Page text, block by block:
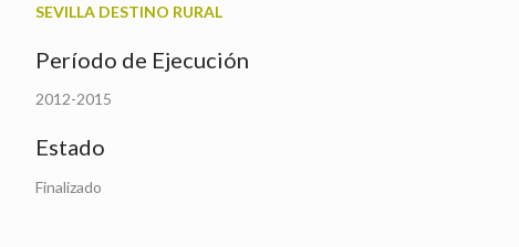
SEVILLA DESTINO RURAL
Período de Ejecución
2012-2015
Estado
Finalizado